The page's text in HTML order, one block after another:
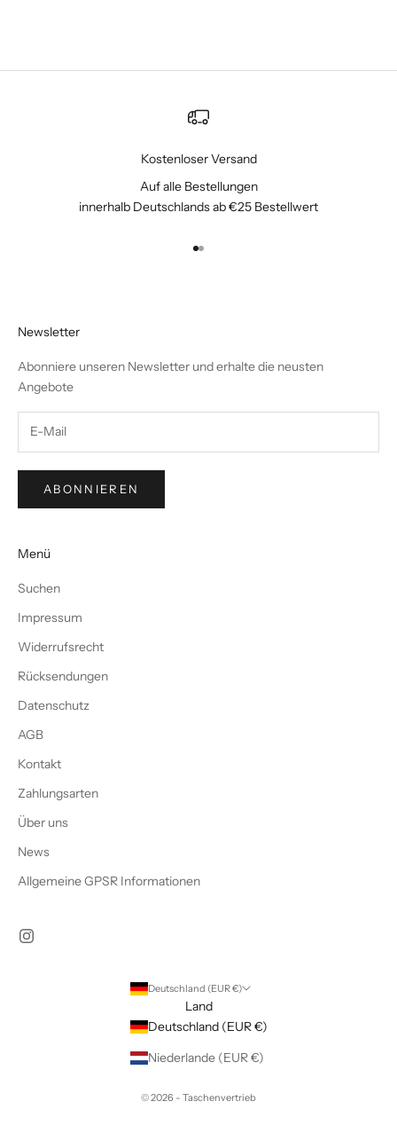
Kostenloser Versand
Auf alle Bestellungen
innerhalb Deutschlands ab €25 Bestellwert
Gehe zu Element 1
Gehe zu Element 2
Newsletter
Abonniere unseren Newsletter und erhalte die neusten
Angebote
ABONNIEREN
Menü
Suchen
Impressum
Widerrufsrecht
Rücksendungen
Datenschutz
AGB
Kontakt
Zahlungsarten
Über uns
News
Allgemeine GPSR Informationen
Deutschland (EUR €)
Land
Deutschland (EUR €)
Niederlande (EUR €)
© 2026 - Taschenvertrieb